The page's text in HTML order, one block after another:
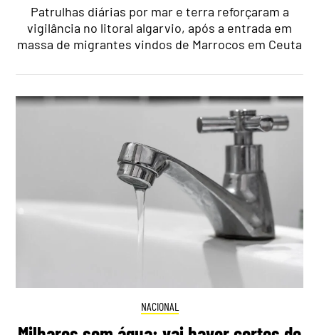
Patrulhas diárias por mar e terra reforçaram a
vigilância no litoral algarvio, após a entrada em
massa de migrantes vindos de Marrocos em Ceuta
NACIONAL